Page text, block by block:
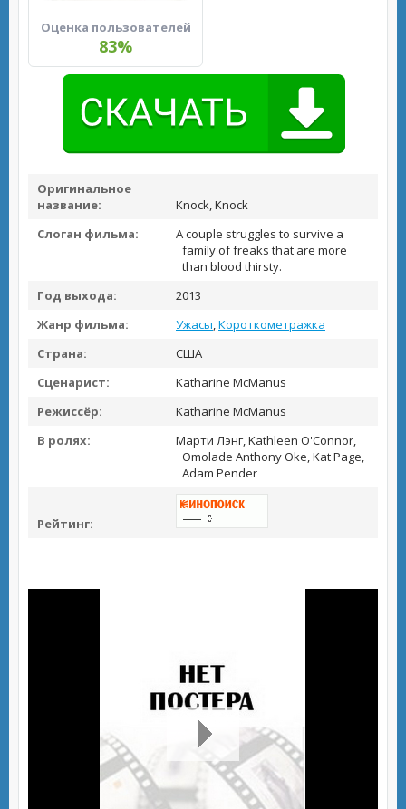
Оценка пользователей
83%
Оригинальное
название:
Knock, Knock
Слоган фильма:
A couple struggles to survive a
family of freaks that are more
than blood thirsty.
Год выхода:
2013
Жанр фильма:
Ужасы,Короткометражка
Страна:
США
Сценарист:
Katharine McManus
Режиссёр:
Katharine McManus
В ролях:
Марти Лэнг, Kathleen O'Connor,
Omolade Anthony Oke, Kat Page,
Adam Pender
Рейтинг: